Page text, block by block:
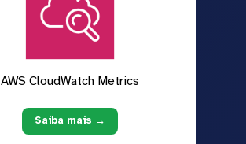
AWS CloudWatch Metrics
Saiba mais →